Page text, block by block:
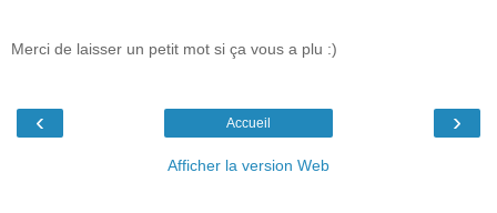
Merci de laisser un petit mot si ça vous a plu :)
‹ ›
Accueil
Afficher la version Web